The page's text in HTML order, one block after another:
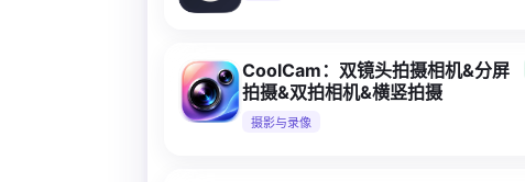
CoolCam：双镜头拍摄相机&分屏
拍摄&双拍相机&横竖拍摄
摄影与录像